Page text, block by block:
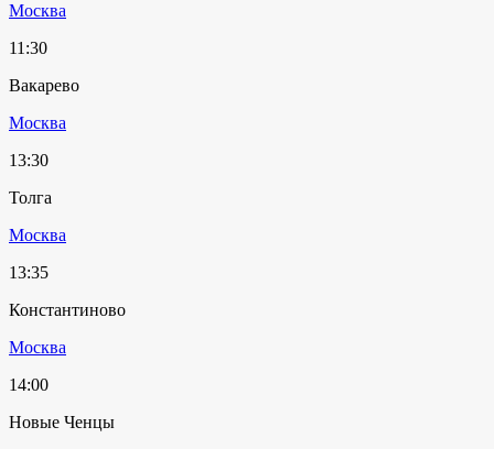
Москва
11:30
Вакарево
Москва
13:30
Толга
Москва
13:35
Константиново
Москва
14:00
Новые Ченцы